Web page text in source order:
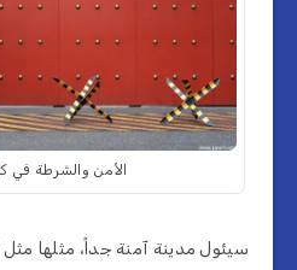
الأمن والشرطة في
سيئول مدينة آمنة جداً، مثلها